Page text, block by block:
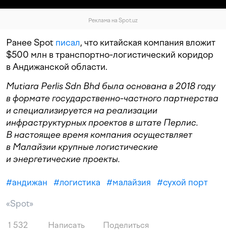
Реклама на Spot.uz
Ранее Spot писал, что китайская компания вложит
$500 млн в транспортно-логистический коридор
в Андижанской области.
Mutiara Perlis Sdn Bhd была основана в 2018 году
в формате государственно-частного партнерства
и специализируется на реализации
инфраструктурных проектов в штате Перлис.
В настоящее время компания осуществляет
в Малайзии крупные логистические
и энергетические проекты.
#андижан #логистика #малайзия #сухой порт
«Spot»
1 532 Написать Поделиться